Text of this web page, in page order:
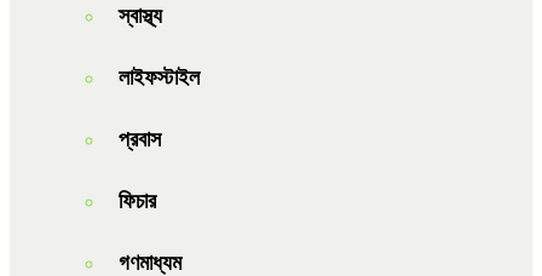
স্বাস্থ্য
লাইফস্টাইল
প্রবাস
ফিচার
গণমাধ্যম